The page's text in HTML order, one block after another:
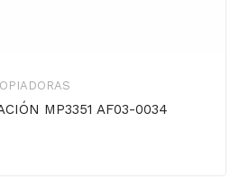
MP3351 AF03-0034